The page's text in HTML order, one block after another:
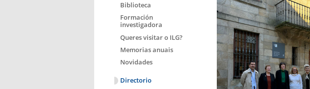
Biblioteca
Formación
investigadora
Queres visitar o ILG?
Memorias anuais
Novidades
Directorio